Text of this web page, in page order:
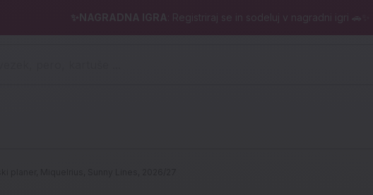
✨NAGRADNA IGRA : Registriraj se in sodeluj v nagradni igri 🚗✨